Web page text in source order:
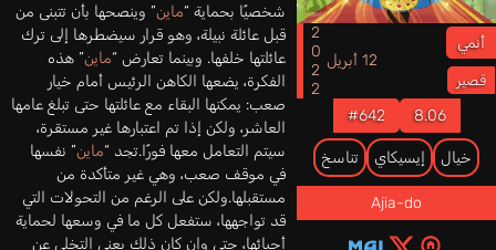
أنمي
قصير
12 أبريل 2022
8.06
#642
خيال إيسيكاي تناسخ
Ajia-do
شخصيًا بحماية “ماين” وينصحها بأن تتبنى من
قبل عائلة نبيلة، وهو قرار سيضطرها إلى ترك
عائلتها خلفها. وبينما تعارض “ماين” هذه
الفكرة، يضعها الكاهن الرئيس أمام خيار
صعب: يمكنها البقاء مع عائلتها حتى تبلغ عامها
العاشر، ولكن إذا تم اعتبارها غير مستقرة،
سيتم التعامل معها فورًا.تجد “ماين” نفسها
في موقف صعب، وهي غير متأكدة من
مستقبلها.ولكن على الرغم من التحولات التي
قد تواجهها، ستفعل كل ما في وسعها لحماية
أحبائها، حتى وإن كان ذلك يعني التخلي عن